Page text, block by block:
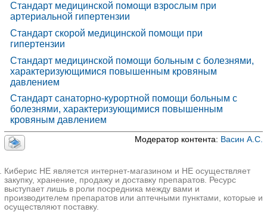
Трандолапр
ил
Гоптен
л
Фозикард
Моноприл
Хинаприл
л
Инхибейс | Прилазид
Берлиприл | Эналакор | Эналаприл |Эналаприл-
Эналаприл Реневал
Эналаприл-УБФ
|Энам|Энап |Энаренал|Эназил 10|Энвас
Инворил|Корандил| Рениприл|Ренитек
Вазолаприл
|
Эналаприл
ат
Энап Р
Ингиби
торы
комбин
ациях
Гидрохлоро
тиазид +
Лизиноприл
Гидрохлоротиазид+Лизиноприл-Акрихин |Ирузид
|Листрил Плюс|Лизоретик|Скоприл плюс
Гидрохлоро
тиазид +
Рамиприл
Амприлан НД |Амприлан НЛ|Рамазид Н|
Вазолонг Н
Стандарт медицинской помощи взрослым при
артериальной гипертензии
Стандарт скорой медицинской помощи при
гипертензии
Стандарт медицинской помощи больным с болезнями,
характеризующимися повышенным кровяным
давлением
Стандарт санаторно-курортной помощи больным с
болезнями, характеризующимися повышенным
кровяным давлением
Модератор контента: Васин А.С.
Киберис НЕ является интернет-магазином и НЕ осуществляет
закупку, хранение, продажу и доставку препаратов. Ресурс
выступает лишь в роли посредника между вами и
производителем препаратов или аптечными пунктами, которые и
осуществляют поставку.